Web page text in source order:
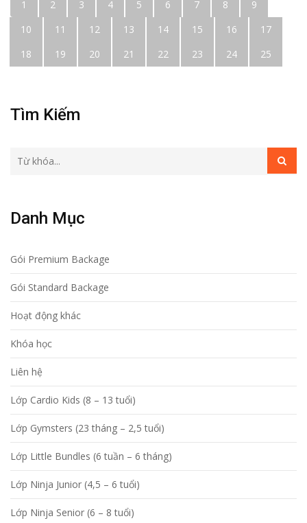
1 2 3 4 5 6 7 8
9
10
11 12 13 14 15 16
17
18
19 20 21 22 23 24 25
Tìm Kiếm
Danh Mục
Gói Premium Backage
Gói Standard Backage
Hoạt động khác
Khóa học
Liên hệ
Lớp Cardio Kids (8 – 13 tuổi)
Lớp Gymsters (23 tháng – 2,5 tuổi)
Lớp Little Bundles (6 tuần – 6 tháng)
Lớp Ninja Junior (4,5 – 6 tuổi)
Lớp Ninja Senior (6 – 8 tuổi)